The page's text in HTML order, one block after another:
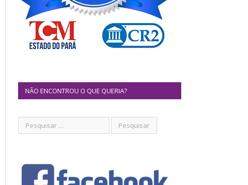
NÃO ENCONTROU O QUE QUERIA?